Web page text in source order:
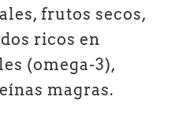
frutos secos,
ricos en
(omega-3),
magras.